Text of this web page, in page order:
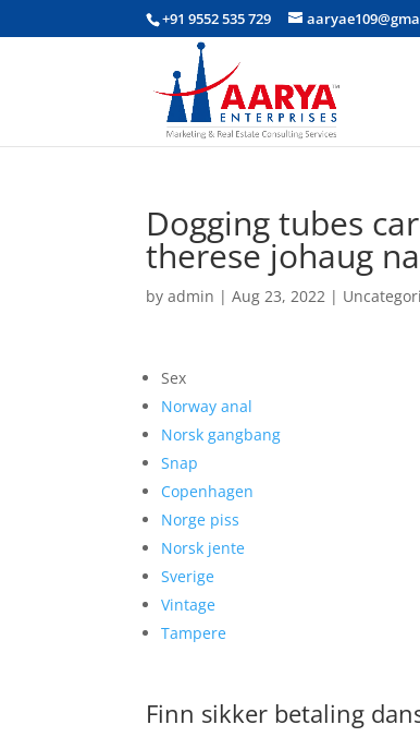
+91 9552 535 729
Dogging tubes
therese johaug
byadmin |Aug 23, 2022 |
Sex
Norway anal
Norsk gangbang
Snap
Copenhagen
Norge piss
Norsk jente
Sverige
Vintage
Tampere
Finn sikker betaling